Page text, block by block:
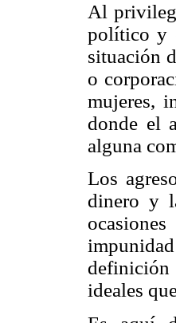
Al
político y
situación
o
mujeres,
donde el
alguna
Los
dinero y
ideales